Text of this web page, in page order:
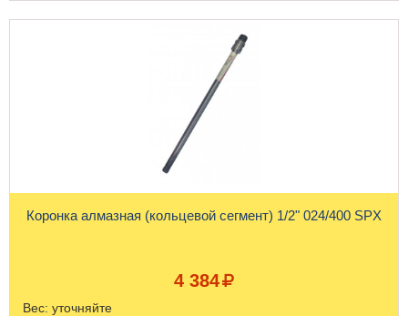
Коронка алмазная (кольцевой сегмент) 1/2" 024/400 SPX
4 384
Вес: уточняйте